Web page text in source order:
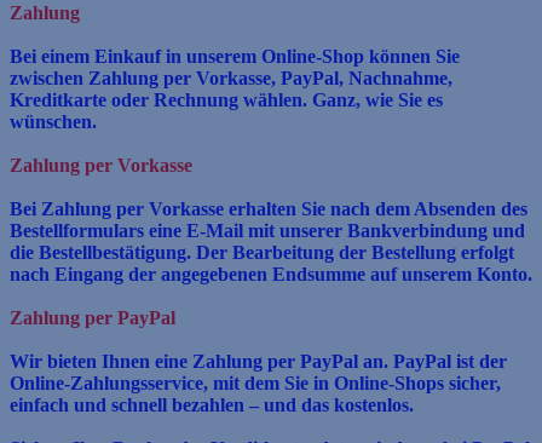
Zahlung
Bei einem Einkauf in unserem Online-Shop können Sie
zwischen Zahlung per Vorkasse, PayPal, Nachnahme,
Kreditkarte oder Rechnung wählen. Ganz, wie Sie es
wünschen.
Zahlung per Vorkasse
Bei Zahlung per Vorkasse erhalten Sie nach dem Absenden des
Bestellformulars eine E-Mail mit unserer Bankverbindung und
die Bestellbestätigung. Der Bearbeitung der Bestellung erfolgt
nach Eingang der angegebenen Endsumme auf unserem Konto.
Zahlung per PayPal
Wir bieten Ihnen eine Zahlung per PayPal an. PayPal ist der
Online-Zahlungsservice, mit dem Sie in Online-Shops sicher,
einfach und schnell bezahlen – und das kostenlos.